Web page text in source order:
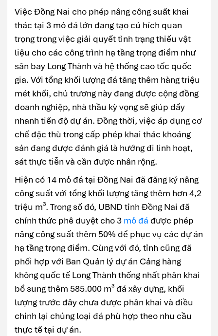
Việc Đồng Nai cho phép nâng công suất khai
thác tại 3 mỏ đá lớn đang tạo cú hích quan
trọng trong việc giải quyết tình trạng thiếu vật
liệu cho các công trình hạ tầng trọng điểm như
sân bay Long Thành và hệ thống cao tốc quốc
gia. Với tổng khối lượng đá tăng thêm hàng triệu
mét khối, chủ trương này đang được cộng đồng
doanh nghiệp, nhà thầu kỳ vọng sẽ giúp đẩy
nhanh tiến độ dự án. Đồng thời, việc áp dụng cơ
chế đặc thù trong cấp phép khai thác khoáng
sản đang được đánh giá là hướng đi linh hoạt,
sát thực tiễn và cần được nhân rộng.
Hiện có 14 mỏ đá tại Đồng Nai đã đăng ký nâng
công suất với tổng khối lượng tăng thêm hơn 4,2
triệu m³. Trong số đó, UBND tỉnh Đồng Nai đã
chính thức phê duyệt cho 3 mỏ đá được phép
nâng công suất thêm 50% để phục vụ các dự án
hạ tầng trọng điểm. Cùng với đó, tỉnh cũng đã
phối hợp với Ban Quản lý dự án Cảng hàng
không quốc tế Long Thành thống nhất phân khai
bổ sung thêm 585.000 m³ đá xây dựng, khối
lượng trước đây chưa được phân khai và điều
chỉnh lại chủng loại đá phù hợp theo nhu cầu
thực tế tại dự án.